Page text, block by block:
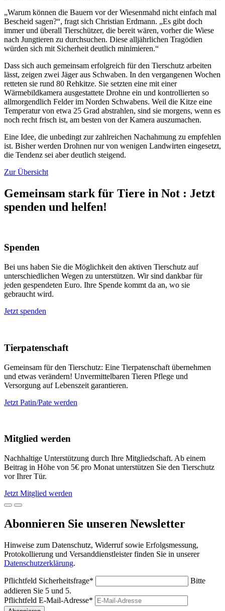
„Warum können die Bauern vor der Wiesenmahd nicht einfach mal
Bescheid sagen?“, fragt sich Christian Erdmann. „Es gibt doch
immer und überall Tierschützer, die bereit wären, vorher die Wiese
nach Jungtieren zu durchsuchen. Diese alljährlichen Tragödien
würden sich mit Sicherheit deutlich minimieren.“
Dass sich auch gemeinsam erfolgreich für den Tierschutz arbeiten
lässt, zeigen zwei Jäger aus Schwaben. In den vergangenen Wochen
retteten sie rund 80 Rehkitze. Sie setzten eine mit einer
Wärmebildkamera ausgestattete Drohne ein und kontrollierten so
allmorgendlich Felder im Norden Schwabens. Weil die Kitze eine
Temperatur von etwa 25 Grad abstrahlen, sind sie morgens, wenn es
noch recht frisch ist, am besten von der Kamera auszumachen.
Eine Idee, die unbedingt zur zahlreichen Nachahmung zu empfehlen
ist. Bisher werden Drohnen nur von wenigen Landwirten eingesetzt,
die Tendenz sei aber deutlich steigend.
Zur Übersicht
Gemeinsam stark für Tiere in Not : Jetzt
spenden und helfen!
Spenden
Bei uns haben Sie die Möglichkeit den aktiven Tierschutz auf
unterschiedlichen Wegen zu unterstützen. Wir sind dankbar für
jeden gespendeten Euro. Ihre Spende kommt da an, wo sie
gebraucht wird.
Jetzt spenden
Tierpatenschaft
Gemeinsam für den Tierschutz: Eine Tierpatenschaft übernehmen
und etwas verändern! Unvermittelbaren Tieren Pflege und
Versorgung auf Lebenszeit garantieren.
Jetzt Patin/Pate werden
Mitglied werden
Nachhaltige Unterstützung durch Ihre Mitgliedschaft. Ab einem
Beitrag in Höhe von 5€ pro Monat unterstützen Sie den Tierschutz
vor Ihrer Tür.
Jetzt Mitglied werden
Abonnieren Sie unseren Newsletter
Hinweise zum Datenschutz, Widerruf sowie Erfolgsmessung,
Protokollierung und Versanddienstleister finden Sie in unserer
Datenschutzerklärung.
Pflichtfeld Sicherheitsfrage*
Bitte
addieren Sie 5 und 5.
Pflichtfeld E-Mail-Adresse*